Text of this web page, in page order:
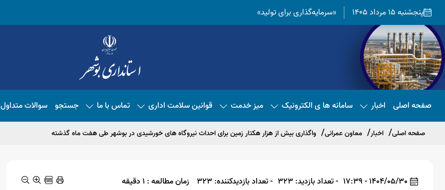
پنجشنبه 15 مرداد 1405 «سرمایه‌گذاری برای تولید»
صفحه اصلی اخبار سامانه ها ی الکترونیک میز خدمت قوانین سلامت اداری تماس با ما جستجو سوالات متداول
صفحه اصلی اخبار معاون عمرانی واگذاری بیش از هزار هکتار زمین برای احداث نیروگاه های خورشیدی در بوشهر طی هفت ماه گذشته
1404/05/30 - 17:39 - تعداد بازدید: 323 - تعداد بازدیدکننده: 323
زمان مطالعه : 1 دقیقه